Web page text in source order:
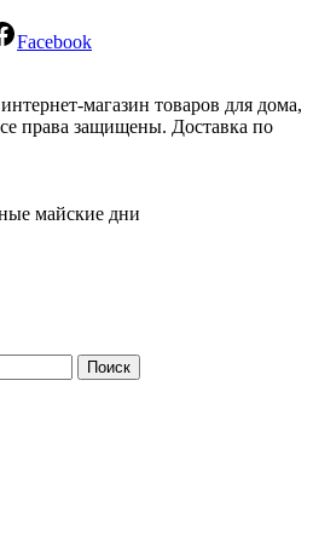
Facebook
магазин товаров для дома,
права защищены. Доставка по
майские дни
Поиск